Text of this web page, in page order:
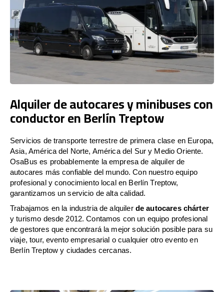
Alquiler de autocares y minibuses con
conductor en Berlín Treptow
Servicios de transporte terrestre de primera clase en Europa,
Asia, América del Norte, América del Sur y Medio Oriente.
OsaBus es probablemente la empresa de alquiler de
autocares más confiable del mundo. Con nuestro equipo
profesional y conocimiento local en Berlín Treptow,
garantizamos un servicio de alta calidad.
Trabajamos en la industria de alquiler de autocares chárter
y turismo desde 2012. Contamos con un equipo profesional
de gestores que encontrará la mejor solución posible para su
viaje, tour, evento empresarial o cualquier otro evento en
Berlín Treptow y ciudades cercanas.